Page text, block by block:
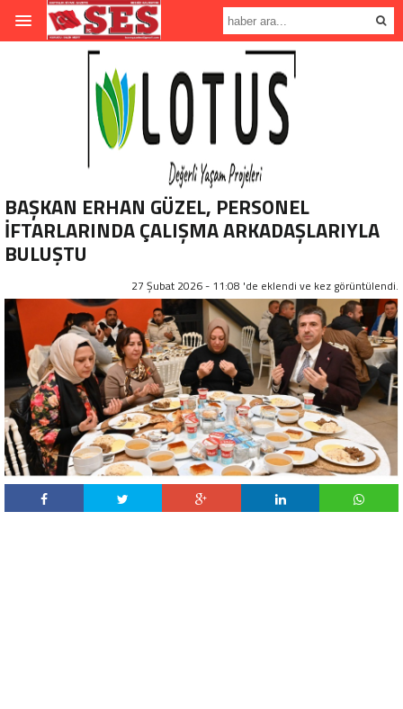
BAŞKAN ERHAN GÜZEL, PERSONEL
İFTARLARINDA ÇALIŞMA ARKADAŞLARIYLA
BULUŞTU
27 Şubat 2026 - 11:08 'de eklendi ve kez görüntülendi.